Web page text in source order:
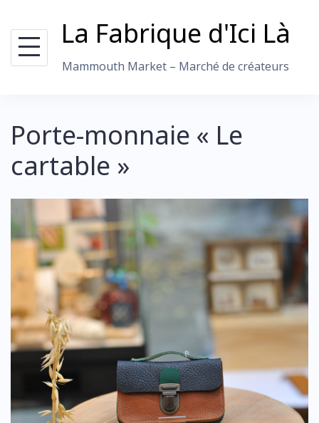
to
content
La Fabrique d'Ici Là
Mammouth Market – Marché de créateurs
Porte-monnaie « Le
cartable »